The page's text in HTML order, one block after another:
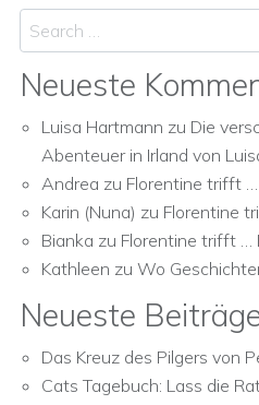
Search
Neueste
Luisa Hartmann zu Die
Abenteuer in Irland von
Andrea zu Florentine trifft
Karin (Nuna) zu Florentine
Bianka zu Florentine trifft …
Kathleen zu Wo
Neueste
Das Kreuz des Pilgers von
Cats Tagebuch: Lass die